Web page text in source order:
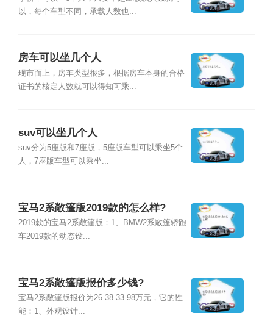
以，每个车型不同，承载人数也...
房车可以坐几个人
现市面上，房车类型很多，根据房车本身的合格
证书的核定人数就可以得知可乘...
suv可以坐几个人
suv分为5座版和7座版，5座版车型可以乘坐5个
人，7座版车型可以乘坐...
宝马2系敞篷版2019款的怎么样?
2019款的宝马2系敞篷版：1、BMW2系敞篷轿跑
车2019款的动态设...
宝马2系敞篷版报价多少钱?
宝马2系敞篷版报价为26.38-33.98万元，它的性
能：1、外观设计...